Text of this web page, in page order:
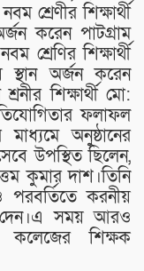
শ্রেণীর শিক্ষার্থী
করেন পাটগ্রাম
শ্রেণির শিক্ষার্থী
অর্জন করেন
শিক্ষার্থী মো:
ফলাফল
অনুষ্ঠানের
উপস্থিত ছিলেন,
কুমার দাশ।তিনি
পরবর্তিতে করনীয়
দেন।এ সময় আরও
কলেজের শিক্ষক